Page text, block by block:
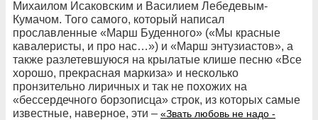
Михаилом Исаковским и Василием Лебедевым-
Кумачом. Того самого, который написал
прославленные «Марш Буденного» («Мы красные
кавалеристы, и про нас…») и «Марш энтузиастов», а
также разлетевшуюся на крылатые клише песню «Все
хорошо, прекрасная маркиза» и несколько
пронзительно лиричных и так не похожих на
«бессердечного борзописца» строк, из которых самые
известные, наверное, эти – «Звать любовь не надо -